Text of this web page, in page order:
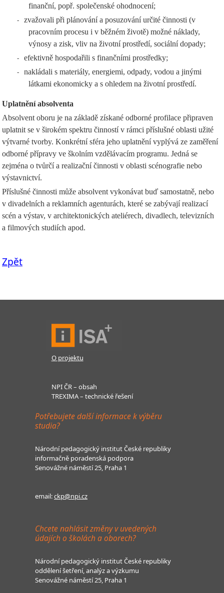
finanční, popř. společenské ohodnocení;
-
zvažovali při plánování a posuzování určité činnosti (v
pracovním procesu i v běžném životě) možné náklady,
výnosy a zisk, vliv na životní prostředí, sociální dopady;
- efektivně hospodařili s finančními prostředky;
-
nakládali s materiály, energiemi, odpady, vodou a jinými
látkami ekonomicky a s ohledem na životní prostředí.
Uplatnění absolventa
Absolvent oboru je na základě získané odborné profilace připraven
uplatnit se v širokém spektru činností v rámci příslušné oblasti užité
výtvarné tvorby. Konkrétní sféra jeho uplatnění vyplývá ze zaměření
odborné přípravy ve školním vzdělávacím programu. Jedná se
zejména o tvůrčí a realizační činnosti v oblasti scénografie nebo
výstavnictví.
Příslušné činnosti může absolvent vykonávat buď samostatně, nebo
v divadelních a reklamních agenturách, které se zabývají realizací
scén a výstav, v architektonických ateliérech, divadlech, televizních
a filmových studiích apod.
Zpět
O projektu
NPI ČR – obsah
TREXIMA – technické řešení
Potřebujete další informace k výběru
studia?
Národní pedagogický institut České republiky
informačně poradenská podpora
Senovážné náměstí 25, Praha 1
email:ckp@npi.cz
Chcete nahlásit změny v uvedených
údajích o školách a oborech?
Národní pedagogický institut České republiky
oddělení šetření, analýz a výzkumu
Senovážné náměstí 25, Praha 1